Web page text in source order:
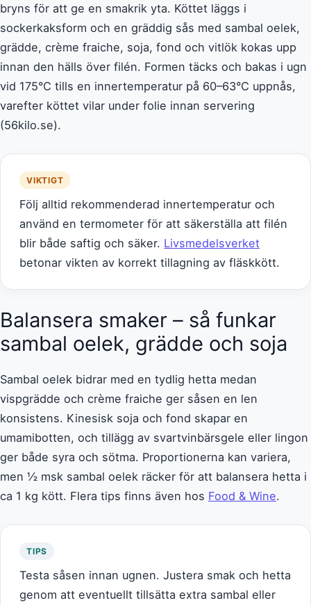
bryns för att ge en smakrik yta. Köttet läggs i
sockerkaksform och en gräddig sås med sambal oelek,
grädde, crème fraiche, soja, fond och vitlök kokas upp
innan den hälls över filén. Formen täcks och bakas i ugn
vid 175°C tills en innertemperatur på 60–63°C uppnås,
varefter köttet vilar under folie innan servering
(56kilo.se).
VIKTIGT
Följ alltid rekommenderad innertemperatur och
använd en termometer för att säkerställa att filén
blir både saftig och säker. Livsmedelsverket
betonar vikten av korrekt tillagning av fläskkött.
Balansera smaker – så funkar
sambal oelek, grädde och soja
Sambal oelek bidrar med en tydlig hetta medan
vispgrädde och crème fraiche ger såsen en len
konsistens. Kinesisk soja och fond skapar en
umamibotten, och tillägg av svartvinbärsgele eller lingon
ger både syra och sötma. Proportionerna kan variera,
men ½ msk sambal oelek räcker för att balansera hetta i
ca 1 kg kött. Flera tips finns även hos Food & Wine.
TIPS
Testa såsen innan ugnen. Justera smak och hetta
genom att eventuellt tillsätta extra sambal eller